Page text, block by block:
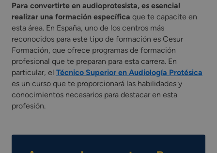
Para convertirte en audioprotesista, es esencial
realizar una formación específica que te capacite en
esta área. En España, uno de los centros más
reconocidos para este tipo de formación es Cesur
Formación, que ofrece programas de formación
profesional que te preparan para esta carrera. En
particular, el Técnico Superior en Audiología Protésica
es un curso que te proporcionará las habilidades y
conocimientos necesarios para destacar en esta
profesión.